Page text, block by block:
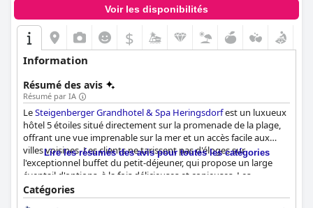
Voir les disponibilités
$
Information
Résumé des avis
Résumé par IA
LeSteigenberger Grandhotel & Spa Heringsdorfest un luxueux
hôtel 5 étoiles situé directement sur la promenade de la plage,
offrant une vue imprenable sur la mer et un accès facile aux
villes voisines. Les clients ne tarissent pas d'éloges sur
l'exceptionnel buffet du petit-déjeuner, qui propose un large
éventail d'options, à la fois délicieuses et copieuses. Les
chambres sont spacieuses, confortables, propres et modernes,
avec des équipements bien pensés tels que des saunas et des
Lire les résumés des avis pour toutes les catégories
Catégories